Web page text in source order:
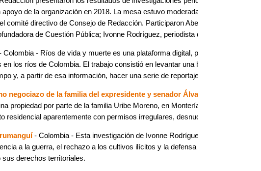
de la organización en 2018. La mesa estuvo moderada por Germán
comité directivo de Consejo de Redacción. Participaron Abelardo Gómez,
de Cuestión Pública; Ivonne Rodríguez, periodista de Verdad Abierta
Colombia - Ríos de vida y muerte es una plataforma digital, producto de la
los ríos de Colombia. El trabajo consistió en levantar una base de datos,
y, a partir de esa información, hacer una serie de reportajes.
negociazo de la familia del expresidente y senador Álvaro Uribe Vélez
propiedad por parte de la familia Uribe Moreno, en Montería (Córdoba), con
residencial aparentemente con permisos irregulares, desnudando presuntos
- Colombia - Esta investigación de Ivonne Rodríguez, retrata las
a la guerra, el rechazo a los cultivos ilícitos y la defensa de su tierra y
derechos territoriales.